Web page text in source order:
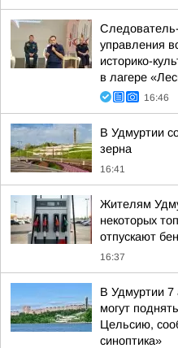
управления
историко-
в лагере
16:46
В Удмуртии
зерна
16:41
Жителям
некоторых
отпускают
16:37
В Удмуртии 7
могут
Цельсию,
синоптика»